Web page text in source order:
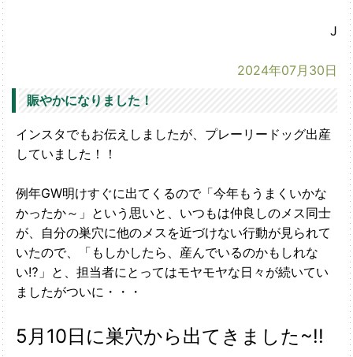
J
2024年07月30日
賑やかになりました！
インスタでもお伝えしましたが、プレーリードッグ出産
していました！！
例年GW明けすぐに出てくるので「今年もうまくいかな
かったか～」という思いと、いつもは仲良しのメス同士
が、自分の巣穴に他のメスを近づけない行動が見られて
いたので、「もしかしたら、産んでいるのかもしれな
い⁉」と、担当者にとってはモヤモヤな日々が続いてい
ましたがついに・・・
5月10日に巣穴から出てきました~!!